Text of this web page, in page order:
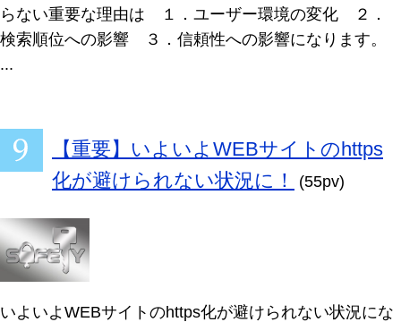
らない重要な理由は １．ユーザー環境の変化 ２．
検索順位への影響 ３．信頼性への影響になります。
...
【重要】いよいよWEBサイトのhttps
化が避けられない状況に！
(55pv)
いよいよWEBサイトのhttps化が避けられない状況にな